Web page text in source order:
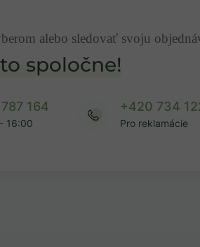
alebo sledovať svoju
spoločne!
164
16:00
+420 734
Pro reklamácie